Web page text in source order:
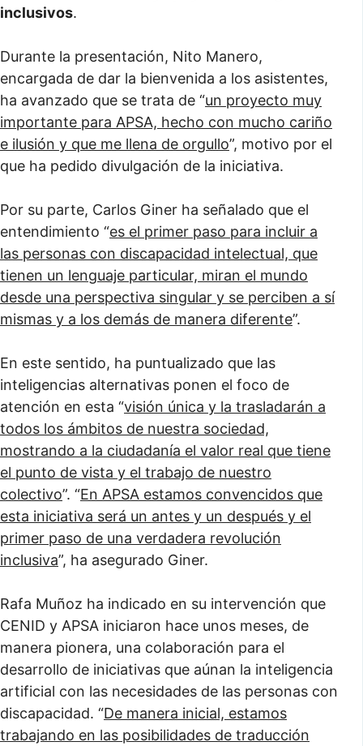
inclusivos.
Durante la presentación, Nito Manero,
encargada de dar la bienvenida a los asistentes,
ha avanzado que se trata de “un proyecto muy
importante para APSA, hecho con mucho cariño
e ilusión y que me llena de orgullo”, motivo por el
que ha pedido divulgación de la iniciativa.
Por su parte, Carlos Giner ha señalado que el
entendimiento “es el primer paso para incluir a
las personas con discapacidad intelectual, que
tienen un lenguaje particular, miran el mundo
desde una perspectiva singular y se perciben a sí
mismas y a los demás de manera diferente”.
En este sentido, ha puntualizado que las
inteligencias alternativas ponen el foco de
atención en esta “visión única y la trasladarán a
todos los ámbitos de nuestra sociedad,
mostrando a la ciudadanía el valor real que tiene
el punto de vista y el trabajo de nuestro
colectivo”. “En APSA estamos convencidos que
esta iniciativa será un antes y un después y el
primer paso de una verdadera revolución
inclusiva”, ha asegurado Giner.
Rafa Muñoz ha indicado en su intervención que
CENID y APSA iniciaron hace unos meses, de
manera pionera, una colaboración para el
desarrollo de iniciativas que aúnan la inteligencia
artificial con las necesidades de las personas con
discapacidad. “De manera inicial, estamos
trabajando en las posibilidades de traducción